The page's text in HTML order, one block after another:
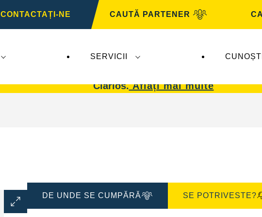
CONTACTAȚI-NE CAUTĂ PARTENER
SERVICII
Clarios.Aflați mai multe
Deschideți
dialogul
Deschideți
dialogul
DE UNDE SE CUMPĂRĂ SE POTRIVESTE?